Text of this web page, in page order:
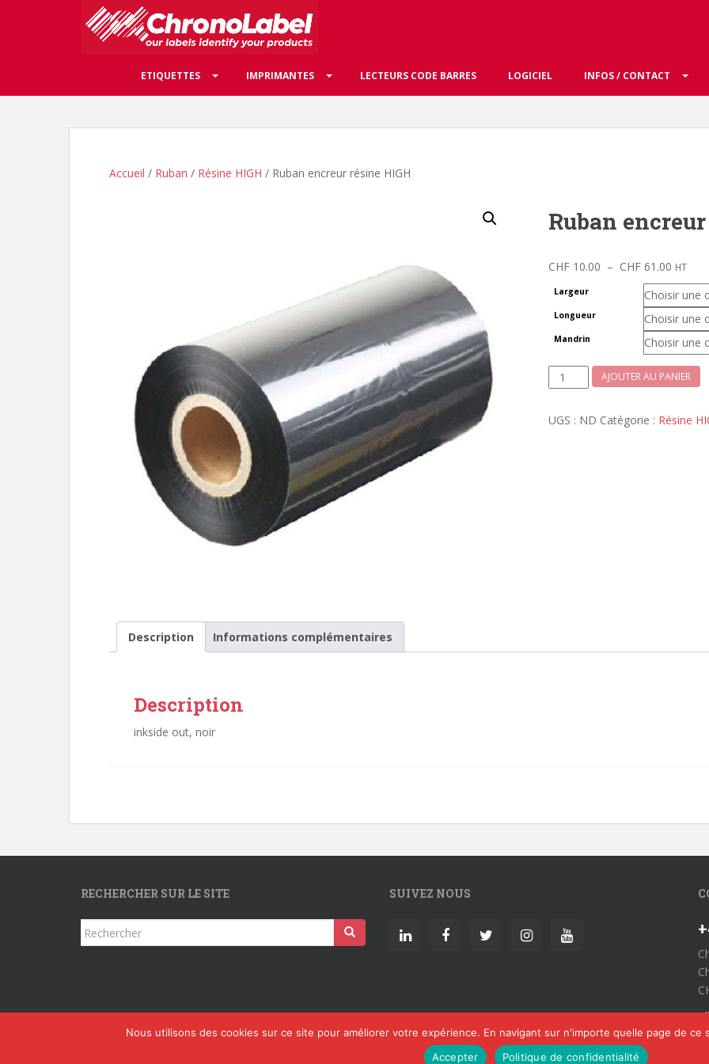
o
ETIQUETTES IMPRIMANTES LECTEURS CODE BARRES LOGICIEL INFOS / CONTACT
Accueil / Ruban / Résine HIGH / Ruban encreur résine HIGH
Ruban
CHF 10.00 – CHF 61.00 Plage
de
prix :
CHF
à
CHF
HT
Largeur
Longueur
Mandrin
quantité
de
encreur
AJOUTER AU PANIER
UGS : ND Catégorie : Résine
Description Informations complémentaires
Description
inkside out, noir
RECHERCHER SUR LE SITE
Rechercher...
SUIVEZ NOUS
Nous utilisons des cookies sur ce site pour améliorer votre expérience. En navigant sur n'importe quelle page de
Accepter
Politique de confidentialité